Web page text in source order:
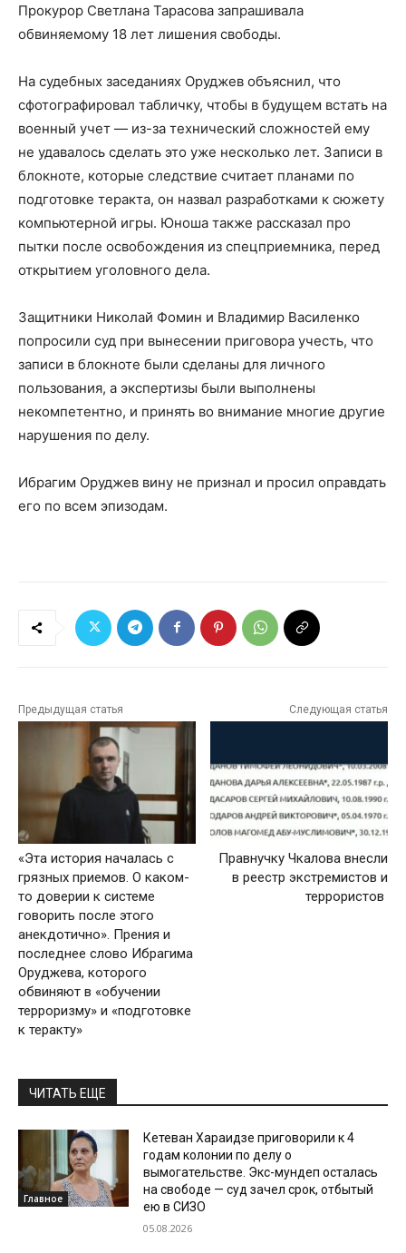
Прокурор Светлана Тарасова запрашивала
обвиняемому 18 лет лишения свободы.
На судебных заседаниях Оруджев объяснил, что
сфотографировал табличку, чтобы в будущем встать на
военный учет — из-за технический сложностей ему
не удавалось сделать это уже несколько лет. Записи в
блокноте, которые следствие считает планами по
подготовке теракта, он назвал разработками к сюжету
компьютерной игры. Юноша также рассказал про
пытки после освобождения из спецприемника, перед
открытием уголовного дела.
Защитники Николай Фомин и Владимир Василенко
попросили суд при вынесении приговора учесть, что
записи в блокноте были сделаны для личного
пользования, а экспертизы были выполнены
некомпетентно, и принять во внимание многие другие
нарушения по делу.
Ибрагим Оруджев вину не признал и просил оправдать
его по всем эпизодам.
Предыдущая статья
«Эта история началась с
грязных приемов. О каком-
то доверии к системе
говорить после этого
анекдотично». Прения и
последнее слово Ибрагима
Оруджева, которого
обвиняют в «обучении
терроризму» и «подготовке
к теракту»
Следующая статья
Правнучку Чкалова внесли
в реестр экстремистов и
террористов
ЧИТАТЬ ЕЩЕ
Главное
Кетеван Хараидзе приговорили к 4
годам колонии по делу о
вымогательстве. Экс-мундеп осталась
на свободе — суд зачел срок, отбытый
ею в СИЗО
05.08.2026